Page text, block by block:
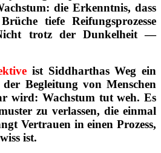
die Erkenntnis, dass
tiefe Reifungsprozesse
trotz der Dunkelheit —
ist Siddharthas Weg ein
Begleitung von Menschen
wird: Wachstum tut weh. Es
zu verlassen, die einmal
Vertrauen in einen Prozess,
ist.